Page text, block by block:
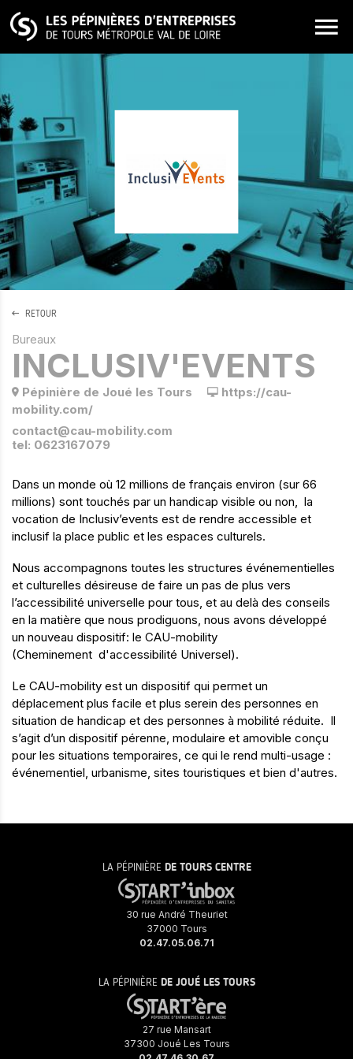
ALLER AU CONTENU PRINCIPAL
RETOUR
Bureaux
INCLUSIV'EVENTS
Pépinière de Joué les Tours
https://cau-
mobility.com/
contact@cau-mobility.com
tel: 0623167079
Dans un monde où 12 millions de français environ (sur 66
millions) sont touchés par un handicap visible ou non, la
vocation de Inclusiv’events est de rendre accessible et
inclusif la place public et les espaces culturels.
Nous accompagnons toutes les structures événementielles
et culturelles désireuse de faire un pas de plus vers
l’accessibilité universelle pour tous, et au delà des conseils
en la matière que nous prodiguons, nous avons développé
un nouveau dispositif: le CAU-mobility
(Cheminement d'accessibilité Universel).
Le CAU-mobility est un dispositif qui permet un
déplacement plus facile et plus serein des personnes en
situation de handicap et des personnes à mobilité réduite. Il
s’agit d’un dispositif pérenne, modulaire et amovible conçu
pour les situations temporaires, ce qui le rend multi-usage :
événementiel, urbanisme, sites touristiques et bien d'autres.
LA PÉPINIÈRE DE TOURS CENTRE
30 rue André Theuriet
37000 Tours
02.47.05.06.71
LA PÉPINIÈRE DE JOUÉ LES TOURS
27 rue Mansart
37300 Joué Les Tours